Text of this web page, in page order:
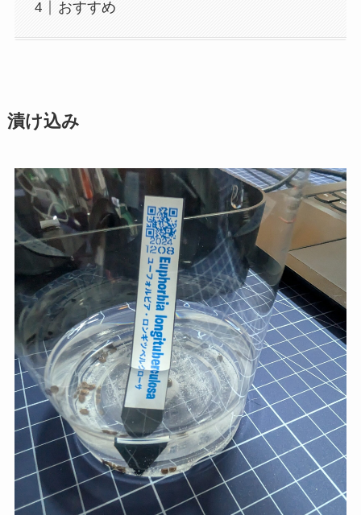
おすすめ
漬け込み